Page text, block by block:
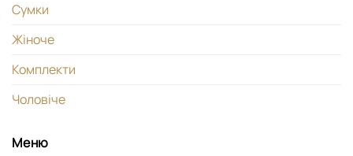
Сумки
Жіноче
Комплекти
Чоловіче
Меню